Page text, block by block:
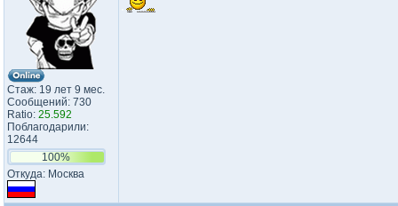
Стаж: 19 лет 9 мес.
Сообщений: 730
Ratio: 25.592
Поблагодарили:
12644
100%
Откуда: Москва